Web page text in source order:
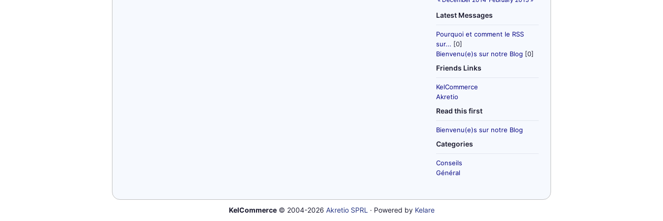
Latest Messages
Pourquoi et comment le RSS
sur... [0]
Bienvenu(e)s sur notre Blog [0]
Friends Links
KelCommerce
Akretio
Read this first
Bienvenu(e)s sur notre Blog
Categories
Conseils
Général
KelCommerce© 2004-2026 Akretio SPRL · Powered by Kelare